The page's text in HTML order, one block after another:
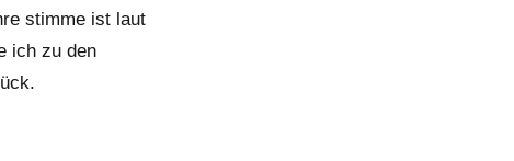
stimme ist laut
ich zu den